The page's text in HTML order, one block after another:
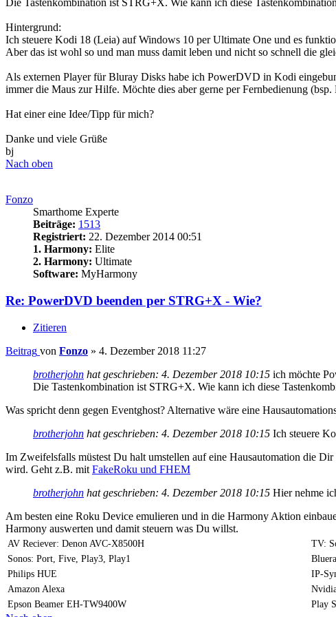
Die Tastenkombination ist STRG+X. Wie kann ich diese
Hintergrund:
Ich steuere Kodi 18 (Leia) auf Windows 10 per Ultimate One und es
Aber das ist wohl so und man muss damit leben und nicht so schnell die
Als externen Player für Bluray Disks habe ich PowerDVD in Kodi
immer die Maus zur Hilfe. Möchte dies aber gerne per Fernbedienung
Hat einer eine Idee/Tipp für mich?
Danke und viele Grüße
bj
Nach oben
Fonzo
Smarthome Experte
Beiträge: 1513
Registriert: 22. Dezember 2014 00:51
1. Harmony: Elite
2. Harmony: Ultimate
Software: MyHarmony
Re: PowerDVD beenden per STRG+X - Wie?
Zitieren
Beitrag von Fonzo » 4. Dezember 2018 11:27
brotherjohn hat geschrieben: 4. Dezember 2018 10:15 ich möchte
Die Tastenkombination ist STRG+X. Wie kann ich diese
Was spricht denn gegen Eventghost? Alternative wäre eine
brotherjohn hat geschrieben: 4. Dezember 2018 10:15 Ich steuere
Im Zweifelsfalls müstest Du halt umstellen auf eine Hausautomation die
wird. Geht z.B. mit FakeRoku und FHEM
brotherjohn hat geschrieben: 4. Dezember 2018 10:15 Hier nehme
Am besten eine Roku Device emulieren und in die Harmony Aktion
Harmony auswerten und damit steuern was Du willst.
AV Reciever: Denon AVC-X8500H TV:
Sonos: Port, Five, Play3, Play1
Philips HUE
IP-
Amazon Alexa
Epson Beamer EH-TW9400W
Play